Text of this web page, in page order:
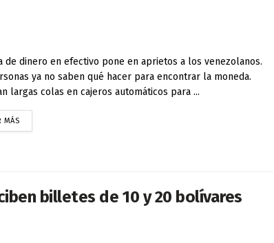
de dinero en efectivo pone en aprietos a los venezolanos.
ya no saben qué hacer para encontrar la moneda.
largas colas en cajeros automáticos para ...
MÁS
billetes de 10 y 20 bolívares